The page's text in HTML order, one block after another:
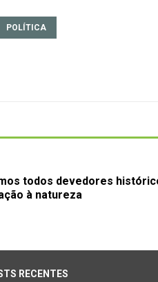
POLÍTICA
todos devedores
à natureza
RECENTES